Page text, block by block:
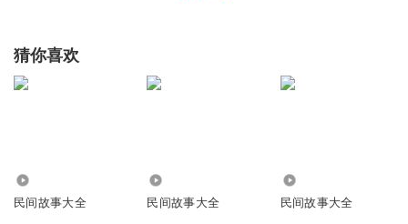
猜你喜欢
民间故事大全 民间故事大全 民间故事大全